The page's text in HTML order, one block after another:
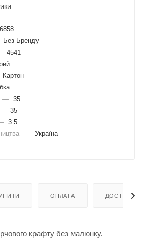
6858
Без Бренду
4541
Картон
— 35
35
3.5
— Україна
ОПЛАТА ДОСТАВКА
крафту без малюнку.